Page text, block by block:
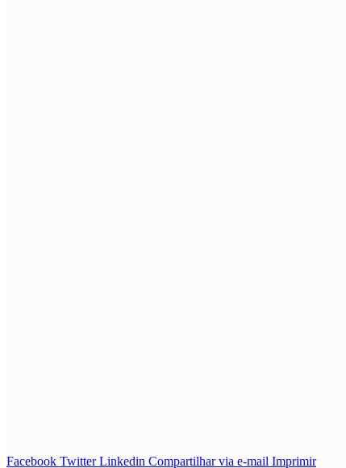
Facebook Twitter Linkedin Compartilhar via e-mail Imprimir